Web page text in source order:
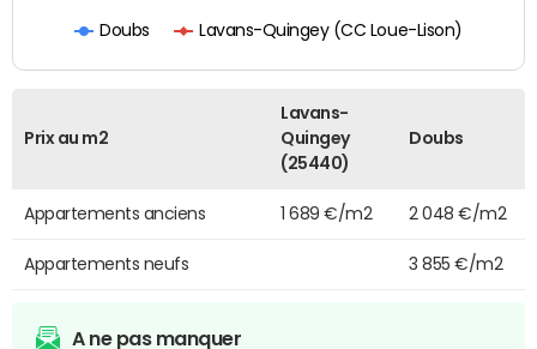
Doubs Lavans-Quingey (CC Loue-Lison)
Prix au m2
Lavans-
Quingey
(25440)
Doubs
Appartements anciens 1 689 €/m2 2 048 €/m2
Appartements neufs 3 855 €/m2
A ne pas manquer